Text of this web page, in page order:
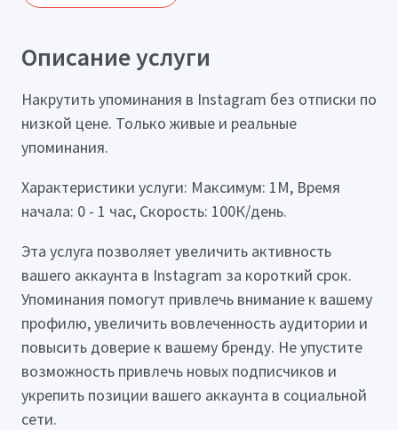
Описание услуги
Накрутить упоминания в Instagram без отписки по
низкой цене. Только живые и реальные
упоминания.
Характеристики услуги: Максимум: 1М, Время
начала: 0 - 1 час, Скорость: 100К/день.
Эта услуга позволяет увеличить активность
вашего аккаунта в Instagram за короткий срок.
Упоминания помогут привлечь внимание к вашему
профилю, увеличить вовлеченность аудитории и
повысить доверие к вашему бренду. Не упустите
возможность привлечь новых подписчиков и
укрепить позиции вашего аккаунта в социальной
сети.